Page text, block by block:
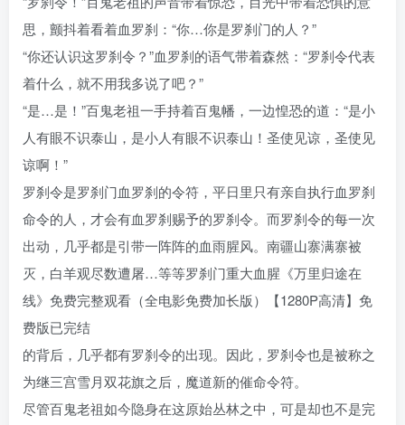
思，颤抖着看着血罗刹：“你…你是罗刹门的人？”
“你还认识这罗刹令？”血罗刹的语气带着森然：“罗刹令代表
着什么，就不用我多说了吧？”
“是…是！”百鬼老祖一手持着百鬼幡，一边惶恐的道：“是小
人有眼不识泰山，是小人有眼不识泰山！圣使见谅，圣使见
谅啊！”
罗刹令是罗刹门血罗刹的令符，平日里只有亲自执行血罗刹
命令的人，才会有血罗刹赐予的罗刹令。而罗刹令的每一次
出动，几乎都是引带一阵阵的血雨腥风。南疆山寨满寨被
灭，白羊观尽数遭屠…等等罗刹门重大血腥《万里归途在
线》免费完整观看（全电影免费加长版）【1280P高清】免
费版已完结
的背后，几乎都有罗刹令的出现。因此，罗刹令也是被称之
为继三宫雪月双花旗之后，魔道新的催命令符。
尽管百鬼老祖如今隐身在这原始丛林之中，可是却也不是完